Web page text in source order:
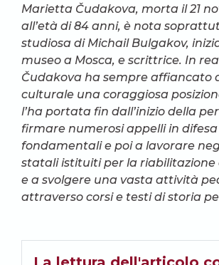
Marietta Čudakova, morta il 21
all’età di 84 anni, è nota
studiosa di Michail Bulgakov,
museo a Mosca, e scrittrice. In
Čudakova ha sempre affiancato
culturale una coraggiosa
l’ha portata fin dall’inizio della
firmare numerosi appelli in
fondamentali e poi a lavorare
statali istituiti per la riabilitazione
e a svolgere una vasta attività
attraverso corsi e testi di storia